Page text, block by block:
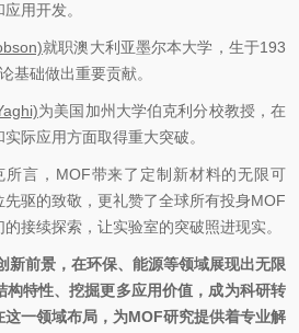
用开发。
就职澳大利亚墨尔本大学，生于193
基础做出重要贡献。
为美国加州大学伯克利分校教授，在
际应用方面取得重大突破。
所言，MOF带来了定制新材料的无限可
先驱的致敬，更礼赞了全球所有投身MOF
接续探索，让实验室的突破照进现实。
新前景，在环保、能源等领域展现出无限
构特性、挖掘更多应用价值，成为科研转
一领域布局，为MOF研究提供着专业解